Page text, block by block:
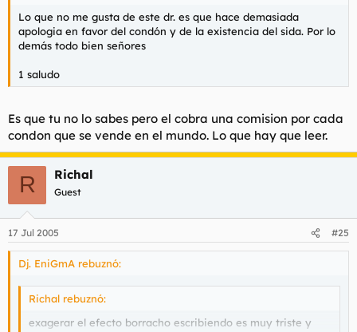
Lo que no me gusta de este dr. es que hace demasiada
apologia en favor del condón y de la existencia del sida. Por lo
demás todo bien señores
1 saludo
Es que tu no lo sabes pero el cobra una comision por cada
condon que se vende en el mundo. Lo que hay que leer.
R Richal
Guest
17 Jul 2005 #25
Dj. EniGmA rebuznó:
Richal rebuznó:
exagerar el efecto borracho escribiendo es muy triste y